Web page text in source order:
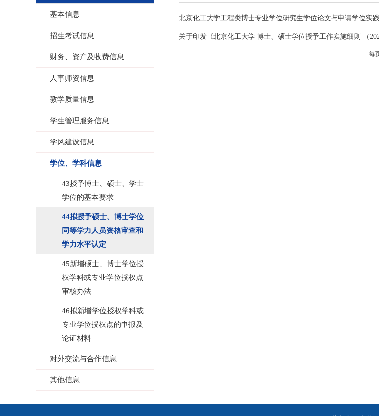
基本信息
招生考试信息
财务、资产及收费信息
人事师资信息
教学质量信息
学生管理服务信息
学风建设信息
学位、学科信息
43授予博士、硕士、学士
学位的基本要求
44拟授予硕士、博士学位
同等学力人员资格审查和
学力水平认定
45新增硕士、博士学位授
权学科或专业学位授权点
审核办法
46拟新增学位授权学科或
专业学位授权点的申报及
论证材料
对外交流与合作信息
其他信息
北京化工大学工程类博士专业学位研究生学位论文与申请学位实
关于印发《北京化工大学 博士、硕士学位授予工作实施细则 （
每